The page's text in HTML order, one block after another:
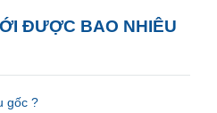
ĐƯỢC BAO NHIÊU
gốc ?